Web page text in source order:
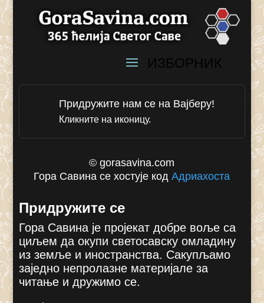
Придружите нам се на Вајберу!
Кликните на иконицу.
© gorasavina.com
Гора Савина се хостује кодАдриахоста
Придружите се
Гора Савина је пројекат добре воље са
циљем да окупи светосавску омладину
из земље и иностранства. Сакупљамо
заједно непролазне материјале за
читање и дружимо се.